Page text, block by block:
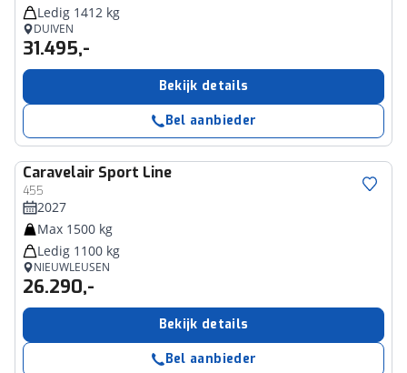
Ledig 1412 kg
DUIVEN
31.495,-
Bekijk details
Bel aanbieder
Caravelair Sport Line
455
2027
Max 1500 kg
Ledig 1100 kg
NIEUWLEUSEN
26.290,-
Bekijk details
Bel aanbieder